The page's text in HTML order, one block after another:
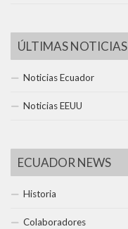
ÚLTIMAS NOTICIAS
Noticias Ecuador
Noticias EEUU
ECUADOR NEWS
Historia
Colaboradores